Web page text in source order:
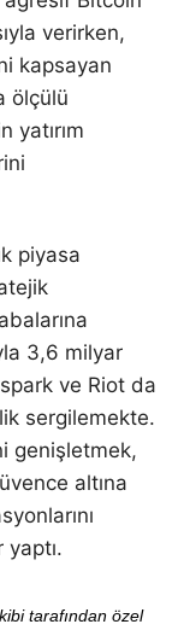
verirken,
kapsayan
ölçülü
yatırım
piyasa
3,6 milyar
ve Riot da
sergilemekte.
genişletmek,
altına
tarafından özel